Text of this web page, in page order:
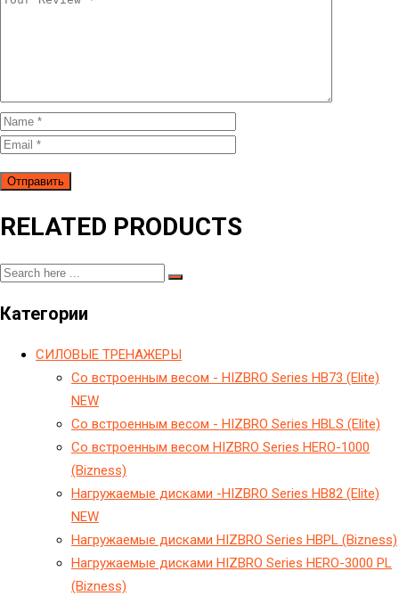
RELATED PRODUCTS
Категории
CИЛОВЫЕ ТРЕНАЖЕРЫ
Cо встроенным весом - HIZBRO Series HB73 (Elite)
NEW
Cо встроенным весом - HIZBRO Series HBLS (Elite)
Cо встроенным весом HIZBRO Series HERO-1000
(Bizness)
Hагружаемые дисками -HIZBRO Series HB82 (Elite)
NEW
Hагружаемые дисками HIZBRO Series HBPL (Bizness)
Hагружаемые дисками HIZBRO Series HERO-3000 PL
(Bizness)